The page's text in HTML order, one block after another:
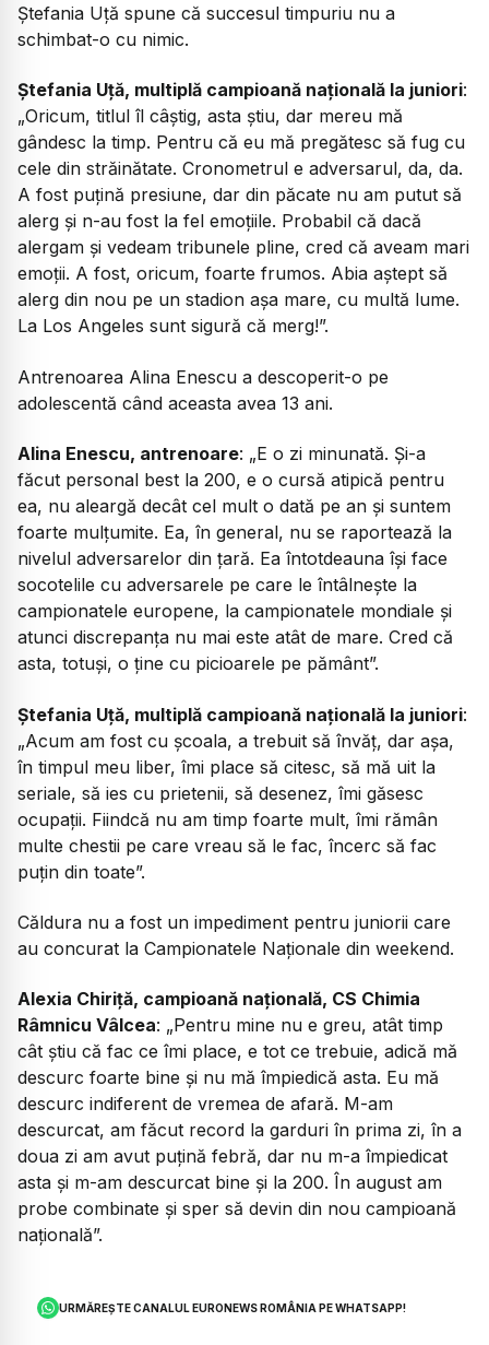
Ștefania Uță spune că succesul timpuriu nu a
schimbat-o cu nimic.
Ștefania Uță, multiplă campioană națională la juniori:
„Oricum, titlul îl câștig, asta știu, dar mereu mă
gândesc la timp. Pentru că eu mă pregătesc să fug cu
cele din străinătate. Cronometrul e adversarul, da, da.
A fost puțină presiune, dar din păcate nu am putut să
alerg și n-au fost la fel emoțiile. Probabil că dacă
alergam și vedeam tribunele pline, cred că aveam mari
emoții. A fost, oricum, foarte frumos. Abia aștept să
alerg din nou pe un stadion așa mare, cu multă lume.
La Los Angeles sunt sigură că merg!”.
Antrenoarea Alina Enescu a descoperit-o pe
adolescentă când aceasta avea 13 ani.
Alina Enescu, antrenoare: „E o zi minunată. Și-a
făcut personal best la 200, e o cursă atipică pentru
ea, nu aleargă decât cel mult o dată pe an și suntem
foarte mulțumite. Ea, în general, nu se raportează la
nivelul adversarelor din țară. Ea întotdeauna își face
socotelile cu adversarele pe care le întâlnește la
campionatele europene, la campionatele mondiale și
atunci discrepanța nu mai este atât de mare. Cred că
asta, totuși, o ține cu picioarele pe pământ”.
Ștefania Uță, multiplă campioană națională la juniori:
„Acum am fost cu școala, a trebuit să învăț, dar așa,
în timpul meu liber, îmi place să citesc, să mă uit la
seriale, să ies cu prietenii, să desenez, îmi găsesc
ocupații. Fiindcă nu am timp foarte mult, îmi rămân
multe chestii pe care vreau să le fac, încerc să fac
puțin din toate”.
Căldura nu a fost un impediment pentru juniorii care
au concurat la Campionatele Naționale din weekend.
Alexia Chiriță, campioană națională, CS Chimia
Râmnicu Vâlcea: „Pentru mine nu e greu, atât timp
cât știu că fac ce îmi place, e tot ce trebuie, adică mă
descurc foarte bine și nu mă împiedică asta. Eu mă
descurc indiferent de vremea de afară. M-am
descurcat, am făcut record la garduri în prima zi, în a
doua zi am avut puțină febră, dar nu m-a împiedicat
asta și m-am descurcat bine și la 200. În august am
probe combinate și sper să devin din nou campioană
națională”.
URMĂREȘTE CANALUL EURONEWS ROMÂNIA PE WHATSAPP!